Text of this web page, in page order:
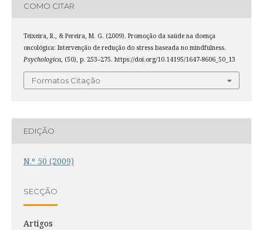
COMO CITAR
Teixeira, R., & Pereira, M. G. (2009). Promoção da saúde na doença
oncológica: Intervenção de redução do stress baseada no mindfulness.
Psychologica, (50), p. 253–275. https://doi.org/10.14195/1647-8606_50_13
Formatos Citação
EDIÇÃO
N.º 50 (2009)
SECÇÃO
Artigos